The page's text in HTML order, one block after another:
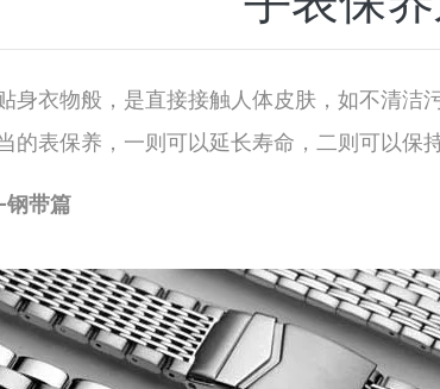
身衣物般，是直接接触人体皮肤，如不清洁
的表保养，一则可以延长寿命，二则可以保持
带篇